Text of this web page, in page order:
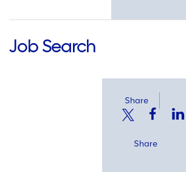
Job Search
Share
Share